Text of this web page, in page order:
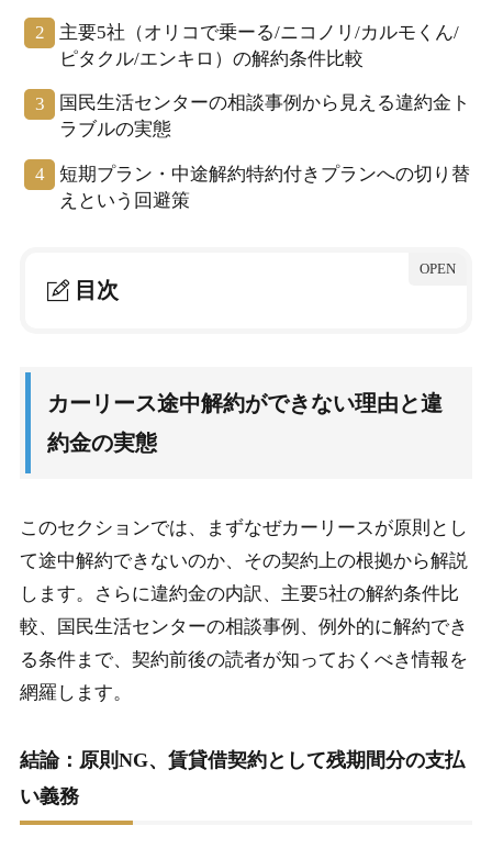
主要5社（オリコで乗ーる/ニコノリ/カルモくん/
ピタクル/エンキロ）の解約条件比較
国民生活センターの相談事例から見える違約金ト
ラブルの実態
短期プラン・中途解約特約付きプランへの切り替
えという回避策
目次
1-1. 結論：原則NG、賃貸借契約として残期間分の支払
い義務
1-4. 国民生活センターの相談事例とトラブルパターン
1-5. 例外的に解約可能な条件（全損・契約者死亡・特
約）
軸
カーリース途中解約ができない理由と違
約金の実態
このセクションでは、まずなぜカーリースが原則とし
て途中解約できないのか、その契約上の根拠から解説
します。さらに違約金の内訳、主要5社の解約条件比
較、国民生活センターの相談事例、例外的に解約でき
る条件まで、契約前後の読者が知っておくべき情報を
網羅します。
結論：原則NG、賃貸借契約として残期間分の支払
い義務